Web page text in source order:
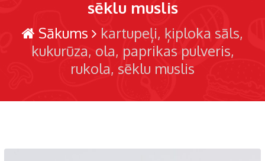
sēklu muslis
Sākums kartupeļi ķiploka sāls
kukurūza ola paprikas pulveris
rukola sēklu muslis